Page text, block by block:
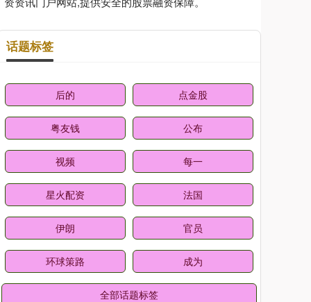
话题标签
后的 点金股
粤友钱 公布
视频 每一
星火配资 法国
伊朗 官员
环球策路 成为
全部话题标签